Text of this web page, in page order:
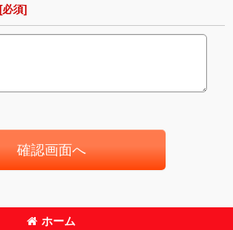
[必須]
確認画面へ
ホーム